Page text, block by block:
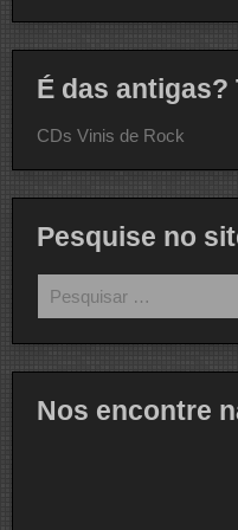
É das
CDs Vinis de Rock
Pesquise no
por:
Nos encontre